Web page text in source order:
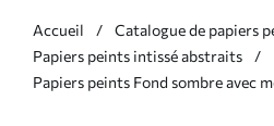
Accueil
Catalogue de papiers
Papiers peints intissé abstraits
Papiers peints Fond sombre avec